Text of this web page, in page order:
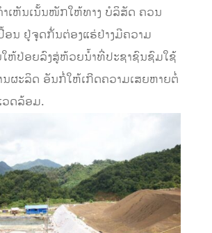
າເຫັນເນັ້ນໜັກໃຫ້ທາງ ບໍລິສັດ ຄວນ
ອນ ຢູ່ຈຸດກັ່ນຕ່ອງແຮ່ຢ່າງມີຄວາມ
ຫ້ປ່ອຍລົງສູ່ຫ້ວຍນ້ຳທີ່ປະຊາຊົນຊົມໃຊ້
ນຜະລິດ ອັນກໍ່ໃຫ້ເກີດຄວາມເສຍຫາຍຕໍ່
ວດລ້ອມ.